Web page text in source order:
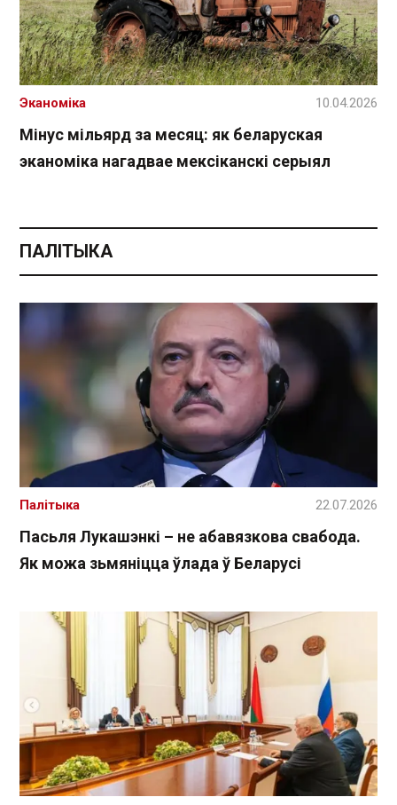
Мінус мільярд за месяц: як беларуская
эканоміка нагадвае мексіканскі серыял
Эканоміка 10.04.2026
ПАЛІТЫКА
Пасьля Лукашэнкі – не абавязкова свабода.
Як можа зьмяніцца ўлада ў Беларусі
Палітыка 22.07.2026